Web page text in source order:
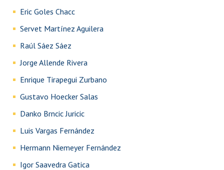
Eric Goles Chacc
Servet Martínez Aguilera
Raúl Sáez Sáez
Jorge Allende Rivera
Enrique Tirapegui Zurbano
Gustavo Hoecker Salas
Danko Brncic Juricic
Luis Vargas Fernández
Hermann Niemeyer Fernández
Igor Saavedra Gatica